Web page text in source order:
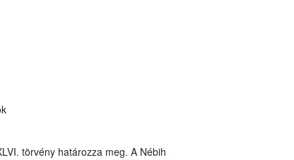
törvény határozza meg. A Nébih